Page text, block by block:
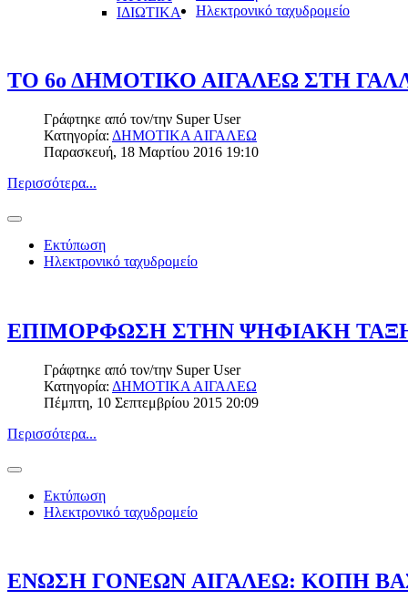
ΙΔΙΩΤΙΚΑ
Ηλεκτρονικό ταχυδρομείο
ΤΟ 6ο ΔΗΜΟΤΙΚΟ ΑΙΓΑΛΕΩ ΣΤΗ
Γράφτηκε από τον/την Super User
Κατηγορία: ΔΗΜΟΤΙΚΑ ΑΙΓΑΛΕΩ
Παρασκευή, 18 Μαρτίου 2016 19:10
Περισσότερα...
Εκτύπωση
Ηλεκτρονικό ταχυδρομείο
ΕΠΙΜΟΡΦΩΣΗ ΣΤΗΝ ΨΗΦΙΑΚΗ
Γράφτηκε από τον/την Super User
Κατηγορία: ΔΗΜΟΤΙΚΑ ΑΙΓΑΛΕΩ
Πέμπτη, 10 Σεπτεμβρίου 2015 20:09
Περισσότερα...
Εκτύπωση
Ηλεκτρονικό ταχυδρομείο
ΕΝΩΣΗ ΓΟΝΕΩΝ AΙΓΑΛΕΩ: ΚΟΠΗ